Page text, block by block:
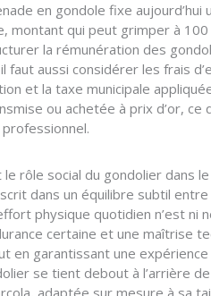
en gondole fixe
montant qui peut grimper à
la rémunération des
faut aussi considérer les frais
et la taxe municipale
ou achetée à prix d’or, ce
rôle social du gondolier dans
dans un équilibre subtil
physique quotidien n’est ni
certaine et une maîtrise
en garantissant une
se tient debout à l’arrière